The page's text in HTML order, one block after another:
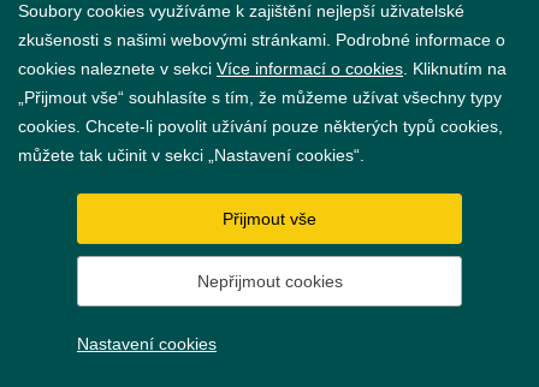
Prohlášení o přístupnosti
GDPR
Nastavení cookies
Soubory cookies využíváme k zajištění nejlepší uživatelské
zkušenosti s našimi webovými stránkami. Podrobné informace o
cookies naleznete v sekci Více informací o cookies . Kliknutím na
„Přijmout vše“ souhlasíte s tím, že můžeme užívat všechny typy
cookies. Chcete-li povolit užívání pouze některých typů cookies,
můžete tak učinit v sekci „Nastavení cookies“.
Přijmout vše
Nepřijmout cookies
Nastavení cookies